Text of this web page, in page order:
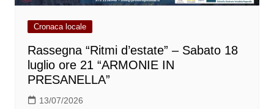
Cronaca locale
Rassegna “Ritmi d’estate” – Sabato 18
luglio ore 21 “ARMONIE IN
PRESANELLA”
13/07/2026